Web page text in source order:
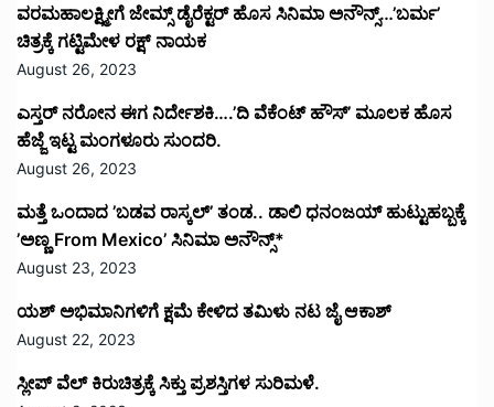
ವರಮಹಾಲಕ್ಷ್ಮೀಗೆ ಜೇಮ್ಸ್ ಡೈರೆಕ್ಟರ್ ಹೊಸ ಸಿನಿಮಾ ಅನೌನ್ಸ್…’ಬರ್ಮ’
ಚಿತ್ರಕ್ಕೆ ಗಟ್ಟಿಮೇಳ ರಕ್ಷ್ ನಾಯಕ
August 26, 2023
ಎಸ್ತರ್ ನರೋನ ಈಗ ನಿರ್ದೇಶಕಿ….’ದಿ ವೆಕೆಂಟ್ ಹೌಸ್‌’‌ ಮೂಲಕ ಹೊಸ
ಹೆಜ್ಜೆ ಇಟ್ಟ ಮಂಗಳೂರು ಸುಂದರಿ.
August 26, 2023
ಮತ್ತೆ ಒಂದಾದ ’ಬಡವ ರಾಸ್ಕಲ್’ ತಂಡ.. ಡಾಲಿ ಧನಂಜಯ್ ಹುಟ್ಟುಹಬ್ಬಕ್ಕೆ
’ಅಣ್ಣ From Mexico’ ಸಿನಿಮಾ ಅನೌನ್ಸ್*
August 23, 2023
ಯಶ್ ಅಭಿಮಾನಿಗಳಿಗೆ ಕ್ಷಮೆ ಕೇಳಿದ ತಮಿಳು ನಟ ಜೈ ಆಕಾಶ್
August 22, 2023
ಸ್ಲೀಪ್ ವೆಲ್ ಕಿರುಚಿತ್ರಕ್ಕೆ ಸಿಕ್ತು ಪ್ರಶಸ್ತಿಗಳ ಸುರಿಮಳೆ.